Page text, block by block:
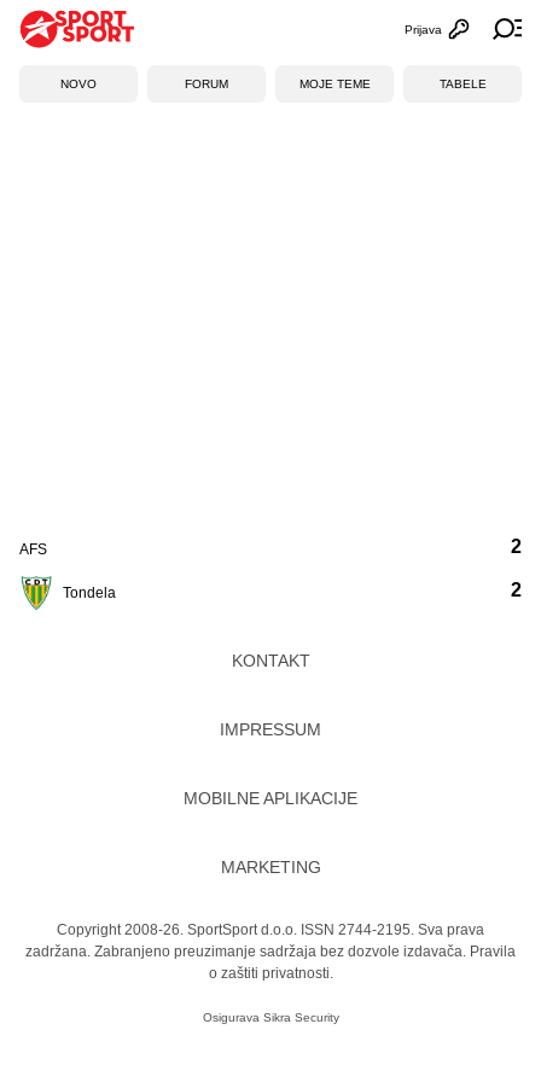
Otvori
Prijava
NOVO FORUM MOJE TEME TABELE
AFS
Tondela
2
2
KONTAKT
IMPRESSUM
MOBILNE APLIKACIJE
MARKETING
Copyright 2008-26. SportSport d.o.o. ISSN 2744-2195. Sva prava
zadržana. Zabranjeno preuzimanje sadržaja bez dozvole izdavača. Pravila
o zaštiti privatnosti.
Osigurava Sikra Security